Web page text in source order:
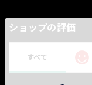
ショップの評価
すべて